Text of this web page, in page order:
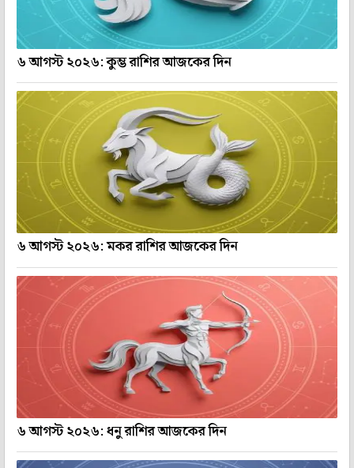
৬ আগস্ট ২০২৬: কুম্ভ রাশির আজকের দিন
৬ আগস্ট ২০২৬: মকর রাশির আজকের দিন
৬ আগস্ট ২০২৬: ধনু রাশির আজকের দিন